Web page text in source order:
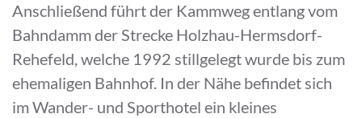
Anschließend führt der Kammweg entlang vom
Bahndamm der Strecke Holzhau-Hermsdorf-
Rehefeld, welche 1992 stillgelegt wurde bis zum
ehemaligen Bahnhof. In der Nähe befindet sich
im Wander- und Sporthotel ein kleines